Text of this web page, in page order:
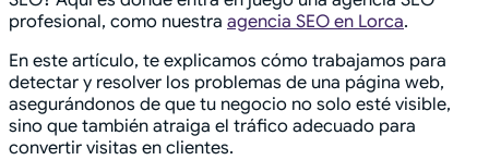
profesional, como nuestra agencia SEO en Lorca.
En este artículo, te explicamos cómo trabajamos para
detectar y resolver los problemas de una página web,
asegurándonos de que tu negocio no solo esté visible,
sino que también atraiga el tráfico adecuado para
convertir visitas en clientes.